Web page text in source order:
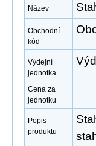
Název
Obchodní
kód
Výdejní
jednotka
Cena za
jednotku
Popis
produktu